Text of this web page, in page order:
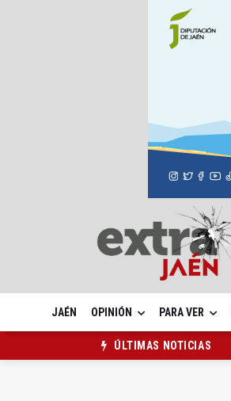
JAÉN OPINIÓN PARA VER
ÚLTIMAS NOTICIAS